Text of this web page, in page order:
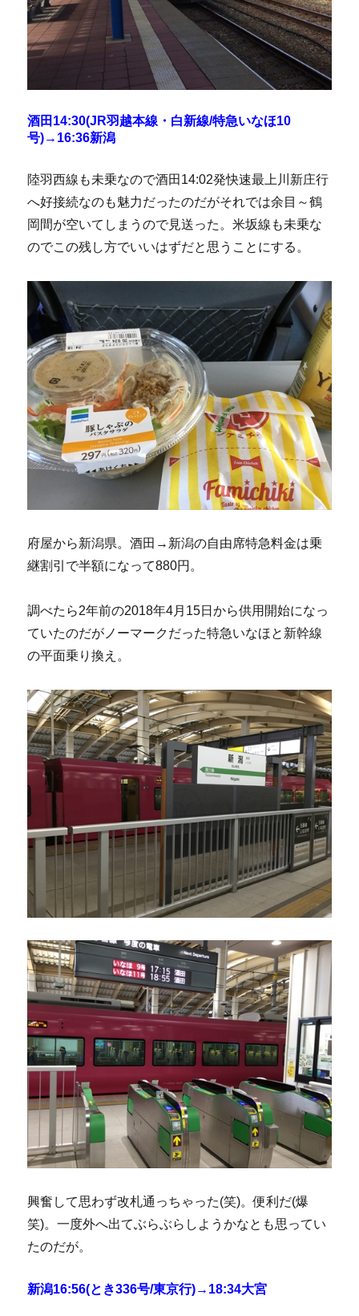
酒田14:30(JR羽越本線・白新線/特急いなほ10
号)→16:36新潟
陸羽西線も未乗なので酒田14:02発快速最上川新庄行
へ好接続なのも魅力だったのだがそれでは余目～鶴
岡間が空いてしまうので見送った。米坂線も未乗な
のでこの残し方でいいはずだと思うことにする。
府屋から新潟県。酒田→新潟の自由席特急料金は乗
継割引で半額になって880円。
調べたら2年前の2018年4月15日から供用開始になっ
ていたのだがノーマークだった特急いなほと新幹線
の平面乗り換え。
興奮して思わず改札通っちゃった(笑)。便利だ(爆
笑)。一度外へ出てぶらぶらしようかなとも思ってい
たのだが。
新潟16:56(とき336号/東京行)→18:34大宮